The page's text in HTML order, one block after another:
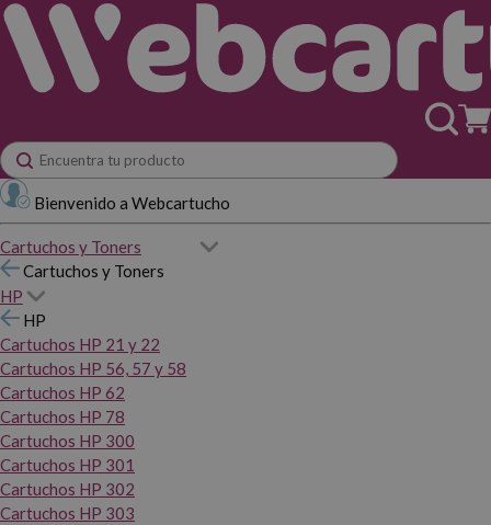
Bienvenido a Webcartucho
Cartuchos y Toners
Cartuchos y Toners
HP
HP
Cartuchos HP 21 y 22
Cartuchos HP 56, 57 y 58
Cartuchos HP 62
Cartuchos HP 78
Cartuchos HP 300
Cartuchos HP 301
Cartuchos HP 302
Cartuchos HP 303